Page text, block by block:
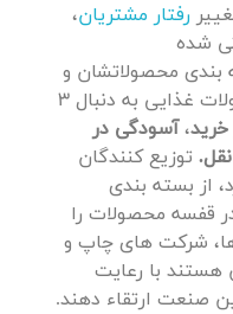
رفتار مشتریان،
شده
بندی محصولاتشان و
مخصوصا بسته بندی‌های محصولات غذایی به دنبال 3
،آسودگی در
توزیع کنندگان
از بسته بندی
قفسه محصولات را
شرکت های چاپ و
هستند با رعایت
صنعت ارتقاء دهند.